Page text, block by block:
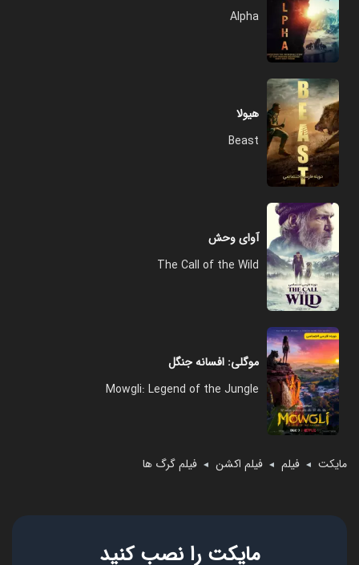
مایکت ◄ فیلم ◄ فیلم اکشن ◄ فیلم گرگ ها
Alpha
هیولا
Beast
آوای وحش
The Call of the Wild
موگلی: افسانه جنگل
Mowgli: Legend of the Jungle
مایکت را نصب کنید